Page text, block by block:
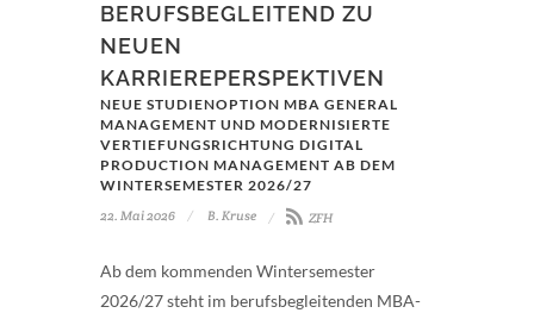
BERUFSBEGLEITEND ZU
NEUEN
KARRIEREPERSPEKTIVEN
NEUE STUDIENOPTION MBA GENERAL
MANAGEMENT UND MODERNISIERTE
VERTIEFUNGSRICHTUNG DIGITAL
PRODUCTION MANAGEMENT AB DEM
WINTERSEMESTER 2026/27
22. Mai 2026
B. Kruse ZFH
Ab dem kommenden Wintersemester
2026/27 steht im berufsbegleitenden MBA-